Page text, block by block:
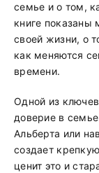
семье и о том,
книге показаны
своей жизни, о
как меняются
времени.
Одной из
доверие в
Альберта или
создает
ценит это и